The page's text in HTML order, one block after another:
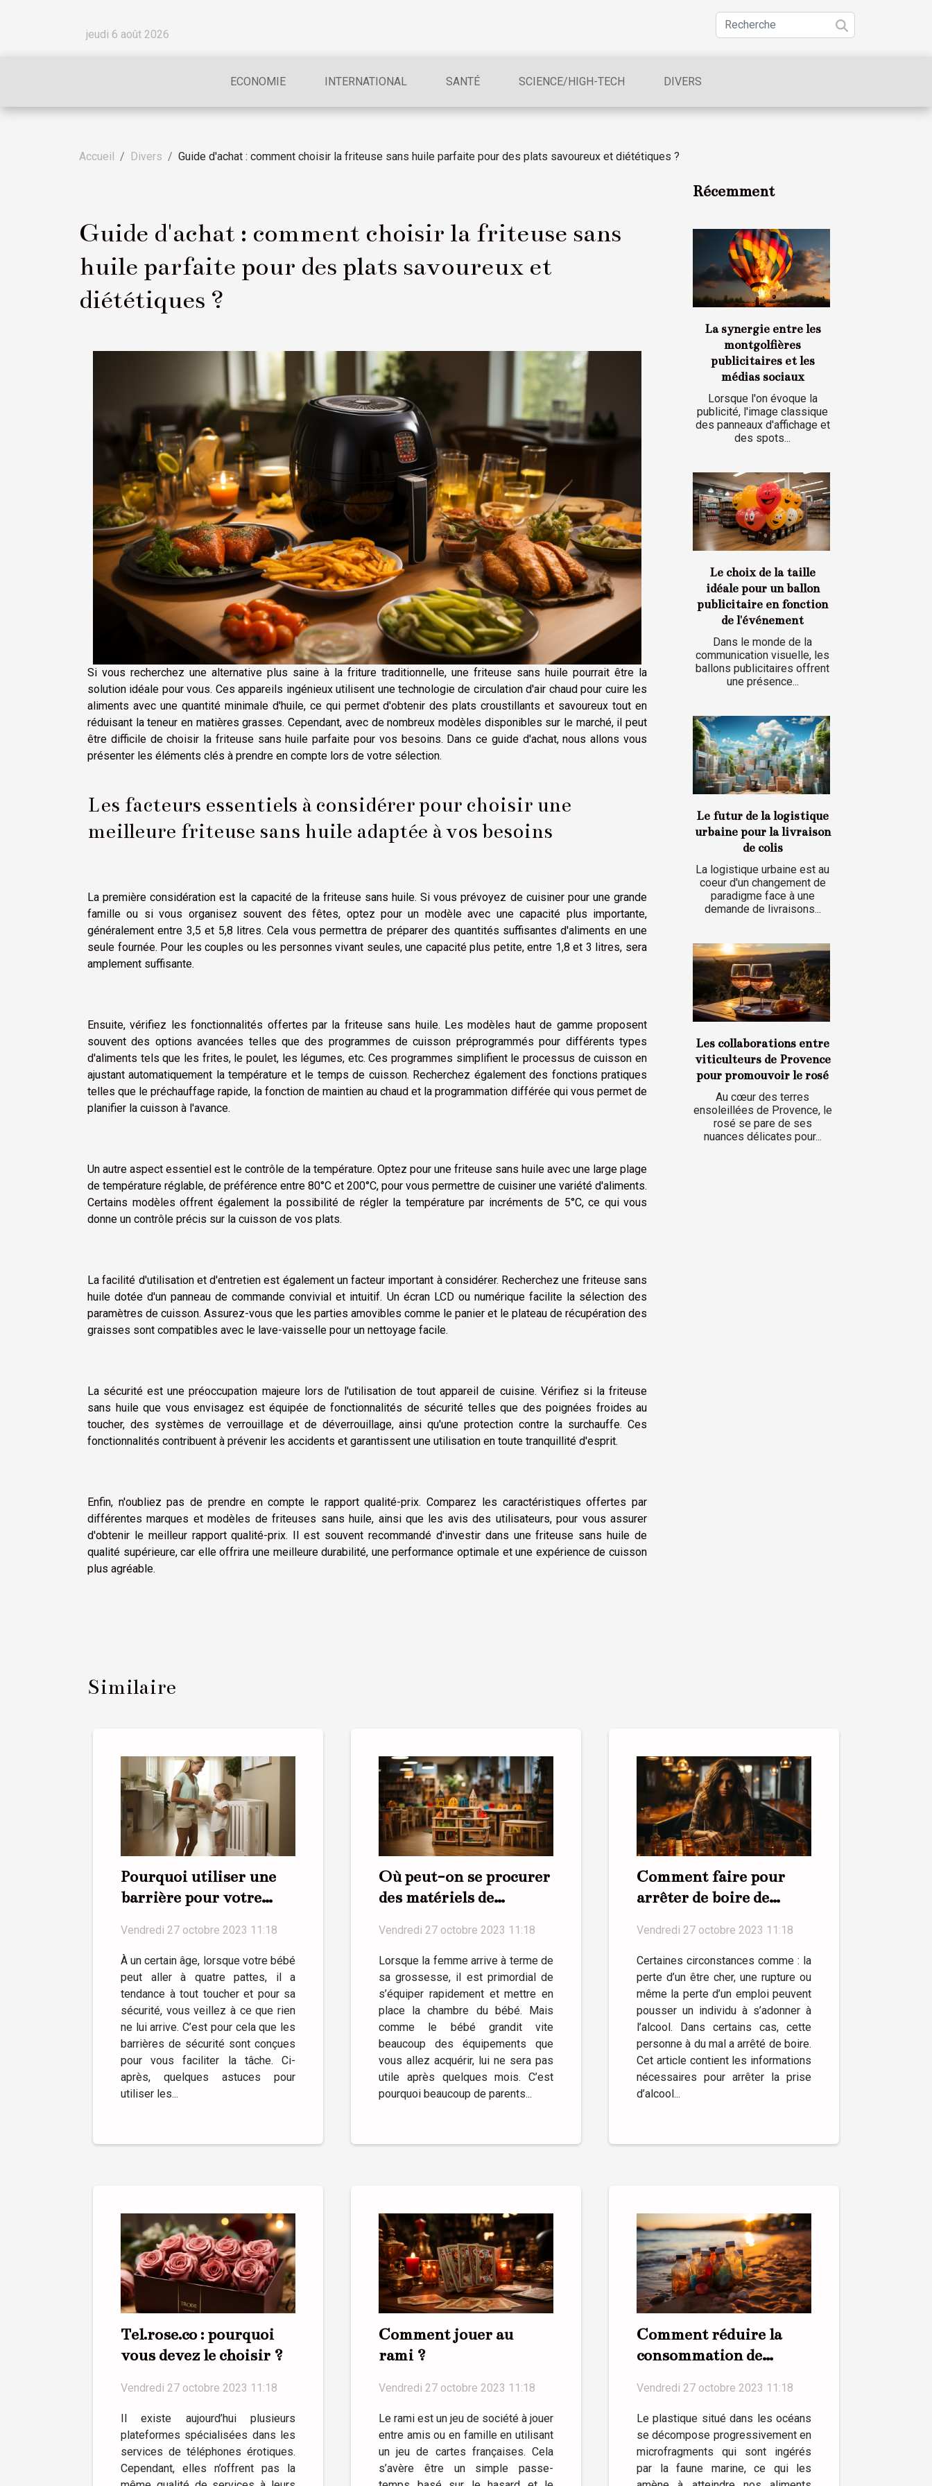
jeudi 6 août 2026
ECONOMIE INTERNATIONAL SANTÉ SCIENCE/HIGH-TECH DIVERS
Accueil Divers Guide d'achat : comment choisir la friteuse sans huile parfaite pour des plats savoureux et diététiques ?
Guide d'achat : comment choisir la friteuse sans
huile parfaite pour des plats savoureux et
diététiques ?
Si vous recherchez une alternative plus saine à la friture traditionnelle, une friteuse sans huile pourrait être la
solution idéale pour vous. Ces appareils ingénieux utilisent une technologie de circulation d'air chaud pour cuire les
aliments avec une quantité minimale d'huile, ce qui permet d'obtenir des plats croustillants et savoureux tout en
réduisant la teneur en matières grasses. Cependant, avec de nombreux modèles disponibles sur le marché, il peut
être difficile de choisir la friteuse sans huile parfaite pour vos besoins. Dans ce guide d'achat, nous allons vous
présenter les éléments clés à prendre en compte lors de votre sélection.
Les facteurs essentiels à considérer pour choisir une
meilleure friteuse sans huile adaptée à vos besoins
La première considération est la capacité de la friteuse sans huile. Si vous prévoyez de cuisiner pour une grande
famille ou si vous organisez souvent des fêtes, optez pour un modèle avec une capacité plus importante,
généralement entre 3,5 et 5,8 litres. Cela vous permettra de préparer des quantités suffisantes d'aliments en une
seule fournée. Pour les couples ou les personnes vivant seules, une capacité plus petite, entre 1,8 et 3 litres, sera
amplement suffisante.
Ensuite, vérifiez les fonctionnalités offertes par la friteuse sans huile. Les modèles haut de gamme proposent
souvent des options avancées telles que des programmes de cuisson préprogrammés pour différents types
d'aliments tels que les frites, le poulet, les légumes, etc. Ces programmes simplifient le processus de cuisson en
ajustant automatiquement la température et le temps de cuisson. Recherchez également des fonctions pratiques
telles que le préchauffage rapide, la fonction de maintien au chaud et la programmation différée qui vous permet de
planifier la cuisson à l'avance.
Un autre aspect essentiel est le contrôle de la température. Optez pour une friteuse sans huile avec une large plage
de température réglable, de préférence entre 80°C et 200°C, pour vous permettre de cuisiner une variété d'aliments.
Certains modèles offrent également la possibilité de régler la température par incréments de 5°C, ce qui vous
donne un contrôle précis sur la cuisson de vos plats.
La facilité d'utilisation et d'entretien est également un facteur important à considérer. Recherchez une friteuse sans
huile dotée d'un panneau de commande convivial et intuitif. Un écran LCD ou numérique facilite la sélection des
paramètres de cuisson. Assurez-vous que les parties amovibles comme le panier et le plateau de récupération des
graisses sont compatibles avec le lave-vaisselle pour un nettoyage facile.
La sécurité est une préoccupation majeure lors de l'utilisation de tout appareil de cuisine. Vérifiez si la friteuse
sans huile que vous envisagez est équipée de fonctionnalités de sécurité telles que des poignées froides au
toucher, des systèmes de verrouillage et de déverrouillage, ainsi qu'une protection contre la surchauffe. Ces
fonctionnalités contribuent à prévenir les accidents et garantissent une utilisation en toute tranquillité d'esprit.
Enfin, n'oubliez pas de prendre en compte le rapport qualité-prix. Comparez les caractéristiques offertes par
différentes marques et modèles de friteuses sans huile, ainsi que les avis des utilisateurs, pour vous assurer
d'obtenir le meilleur rapport qualité-prix. Il est souvent recommandé d'investir dans unefriteuse sans huile de
qualité supérieure, car elle offrira une meilleure durabilité, une performance optimale et une expérience de cuisson
plus agréable.
Récemment
La synergie entre les
montgolfières
publicitaires et les
médias sociaux
Lorsque l'on évoque la
publicité, l'image classique
des panneaux d'affichage et
des spots...
Le choix de la taille
idéale pour un ballon
publicitaire en fonction
de l'événement
Dans le monde de la
communication visuelle, les
ballons publicitaires offrent
une présence...
Le futur de la logistique
urbaine pour la livraison
de colis
La logistique urbaine est au
coeur d'un changement de
paradigme face à une
demande de livraisons...
Les collaborations entre
viticulteurs de Provence
pour promouvoir le rosé
Au cœur des terres
ensoleillées de Provence, le
rosé se pare de ses
nuances délicates pour...
Similaire
Pourquoi utiliser une
barrière pour votre
Vendredi 27 octobre 2023 11:18
À un certain âge, lorsque votre bébé
peut aller à quatre pattes, il a
tendance à tout toucher et pour sa
sécurité, vous veillez à ce que rien
ne lui arrive. C’est pour cela que les
barrières de sécurité sont conçues
pour vous faciliter la tâche. Ci-
après, quelques astuces pour
utiliser les...
Où peut-on se procurer
des matériels de
Vendredi 27 octobre 2023 11:18
Lorsque la femme arrive à terme de
sa grossesse, il est primordial de
s’équiper rapidement et mettre en
place la chambre du bébé. Mais
comme le bébé grandit vite
beaucoup des équipements que
vous allez acquérir, lui ne sera pas
utile après quelques mois. C’est
pourquoi beaucoup de parents...
Comment faire pour
arrêter de boire de
Vendredi 27 octobre 2023 11:18
Certaines circonstances comme : la
perte d’un être cher, une rupture ou
même la perte d’un emploi peuvent
pousser un individu à s’adonner à
l’alcool. Dans certains cas, cette
personne à du mal a arrêté de boire.
Cet article contient les informations
nécessaires pour arrêter la prise
d’alcool...
Tel.rose.co : pourquoi
vous devez le choisir ?
Vendredi 27 octobre 2023 11:18
Il existe aujourd’hui plusieurs
plateformes spécialisées dans les
services de téléphones érotiques.
Cependant, elles n’offrent pas la
Comment jouer au
rami ?
Vendredi 27 octobre 2023 11:18
Le rami est un jeu de société à jouer
entre amis ou en famille en utilisant
un jeu de cartes françaises. Cela
s’avère être un simple passe-
Comment réduire la
consommation de
Vendredi 27 octobre 2023 11:18
Le plastique situé dans les océans
se décompose progressivement en
microfragments qui sont ingérés
par la faune marine, ce qui les